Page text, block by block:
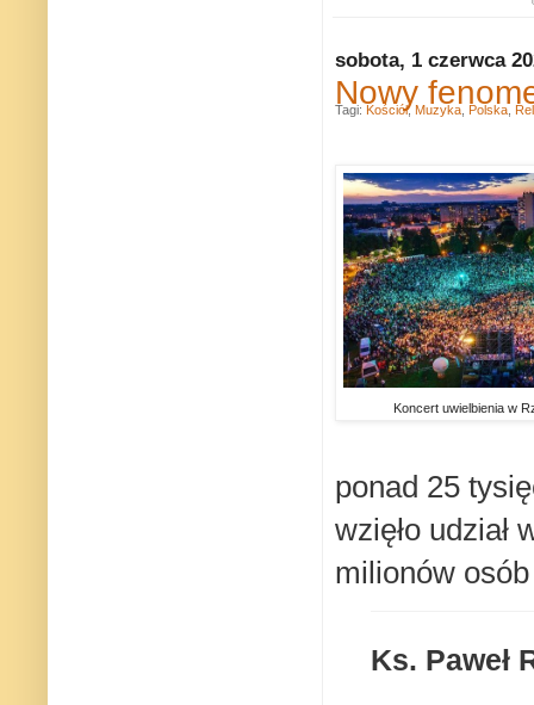
sobota, 1 czerwca
Nowy
Koncert uwielbienia w
ponad 25
wzięło udział
milionów
Ks. Paweł
Tagi: Kościół, Muzyka Polska